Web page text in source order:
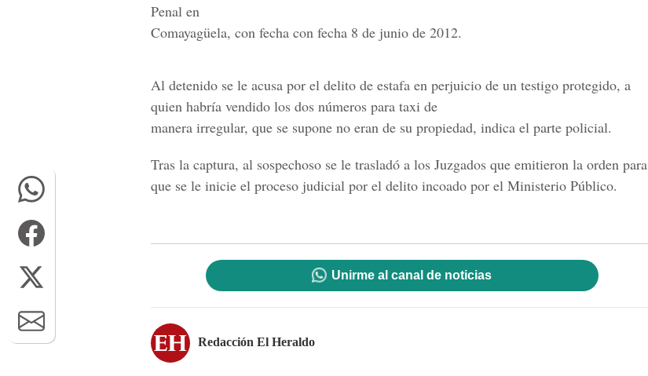
Penal en
Comayagüela, con fecha con fecha 8 de junio de 2012.
Al detenido se le acusa por el delito de estafa en perjuicio de un testigo protegido, a
quien habría vendido los dos números para taxi de
manera irregular, que se supone no eran de su propiedad, indica el parte policial.
Tras la captura, al sospechoso se le trasladó a los Juzgados que emitieron la orden para
que se le inicie el proceso judicial por el delito incoado por el Ministerio Público.
Unirme al canal de noticias
Redacción El Heraldo